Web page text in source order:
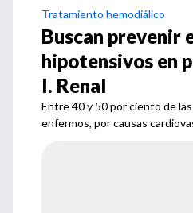
Tratamiento hemodiálico
Buscan prevenir
hipotensivos en
I. Renal
Entre 40 y 50 por ciento de
enfermos, por causas